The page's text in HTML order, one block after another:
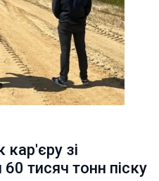
кар'єру зі
тисяч тонн піску